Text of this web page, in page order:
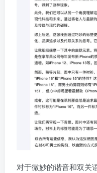
对于微妙的谐音和双关